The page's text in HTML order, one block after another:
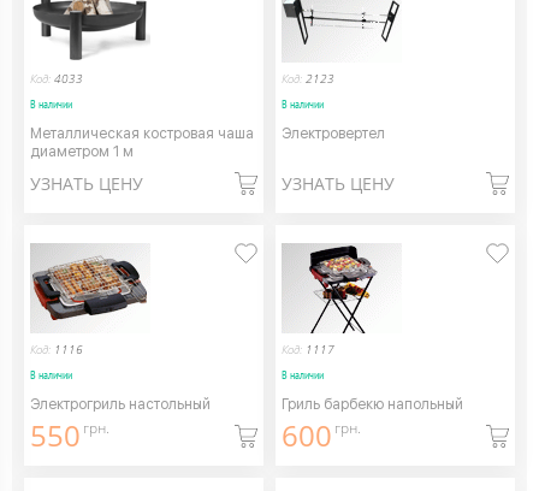
Код: 4033
В наличии
Металлическая костровая чаша
диаметром 1 м
УЗНАТЬ ЦЕНУ
Код: 2123
В наличии
Электровертел
УЗНАТЬ ЦЕНУ
Код: 1116
В наличии
Электрогриль настольный
550 грн.
Код: 1117
В наличии
Гриль барбекю напольный
600 грн.